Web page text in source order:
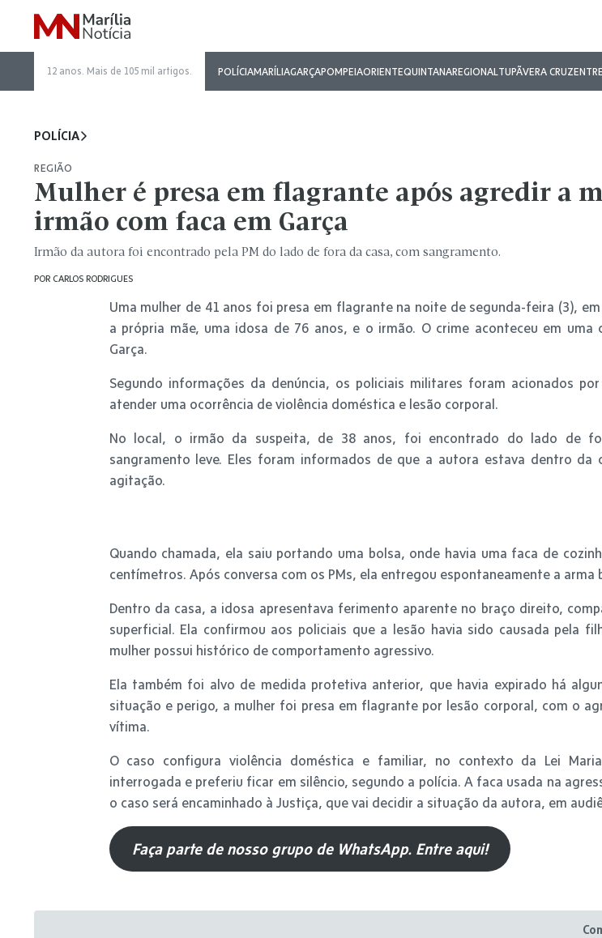
12 anos. Mais de 105 mil artigos. POLÍCIAMARÍLIAGARÇAPOMPEIAORIENTEQUINTANAREGIONALTUPÃVERA CRUZ
POLÍCIA
REGIÃO
Mulher é presa em flagrante após agredir a
irmão com faca em Garça
Irmão da autora foi encontrado pela PM do lado de fora da casa, com sangramento.
POR CARLOS RODRIGUES
Uma mulher de 41 anos foi presa em flagrante na noite de segunda-feira (3),
a própria mãe, uma idosa de 76 anos, e o irmão. O crime aconteceu em uma
Garça.
Segundo informações da denúncia, os policiais militares foram acionados
atender uma ocorrência de violência doméstica e lesão corporal.
No local, o irmão da suspeita, de 38 anos, foi encontrado do lado de
sangramento leve. Eles foram informados de que a autora estava dentro da
agitação.
Quando chamada, ela saiu portando uma bolsa, onde havia uma faca de
centímetros. Após conversa com os PMs, ela entregou espontaneamente a arma
Dentro da casa, a idosa apresentava ferimento aparente no braço direito,
superficial. Ela confirmou aos policiais que a lesão havia sido causada pela
mulher possui histórico de comportamento agressivo.
Ela também foi alvo de medida protetiva anterior, que havia expirado há
situação e perigo, a mulher foi presa em flagrante por lesão corporal, com o
vítima.
O caso configura violência doméstica e familiar, no contexto da Lei
interrogada e preferiu ficar em silêncio, segundo a polícia. A faca usada na
o caso será encaminhado à Justiça, que vai decidir a situação da autora, em
Faça parte de nosso grupo de WhatsApp. Entre aqui!